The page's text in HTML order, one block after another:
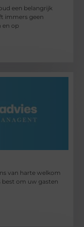
een belangrijk
immers geen
en op
van harte welkom
best om uw gasten